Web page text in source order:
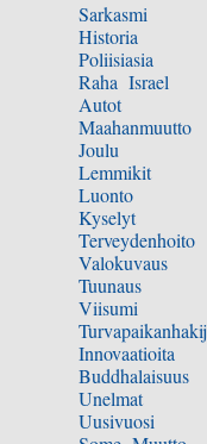
Sarkasmi
Historia
Poliisiasia
Raha Israel
Autot
Maahanmuutto
Joulu
Lemmikit
Luonto
Kyselyt
Terveydenhoito
Valokuvaus
Tuunaus
Viisumi
Innovaatioita
Buddhalaisuus
Unelmat
Uusivuosi